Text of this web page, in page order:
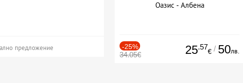
предложение
Оазис - Албена
-25%
34.05€ 25.57
€ / 50лв.